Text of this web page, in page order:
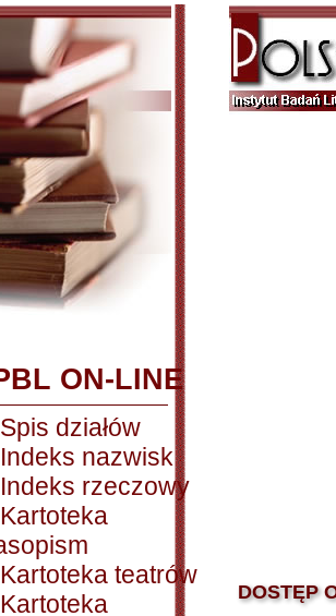
ON-LINE
Spis działów
Indeks nazwisk
Indeks rzeczowy
Kartoteka
Kartoteka teatrów
Kartoteka
DOSTĘP